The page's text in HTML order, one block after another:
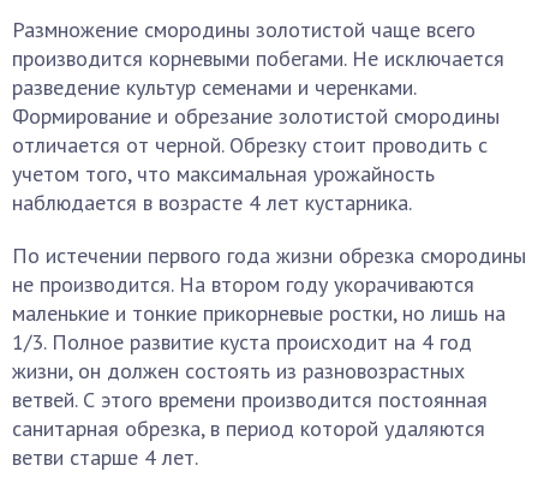
Размножение смородины золотистой чаще всего
производится корневыми побегами. Не исключается
разведение культур семенами и черенками.
Формирование и обрезание золотистой смородины
отличается от черной. Обрезку стоит проводить с
учетом того, что максимальная урожайность
наблюдается в возрасте 4 лет кустарника.
По истечении первого года жизни обрезка смородины
не производится. На втором году укорачиваются
маленькие и тонкие прикорневые ростки, но лишь на
1/3. Полное развитие куста происходит на 4 год
жизни, он должен состоять из разновозрастных
ветвей. С этого времени производится постоянная
санитарная обрезка, в период которой удаляются
ветви старше 4 лет.